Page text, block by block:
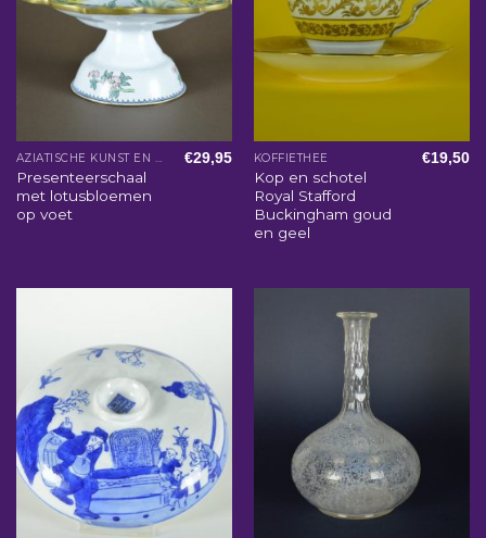
AZIATISCHE KUNST EN WOONACCESSOIRES
Presenteerschaal
met lotusbloemen
op voet
€29,95 KOFFIETHEE
Kop en schotel
Royal Stafford
Buckingham goud
en geel
€19,50